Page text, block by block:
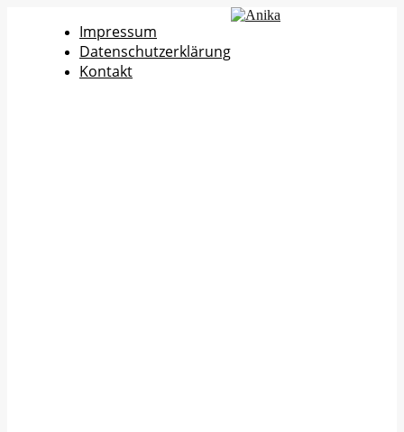
Impressum
Datenschutzerklärung
Kontakt